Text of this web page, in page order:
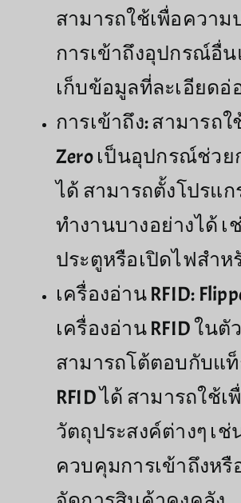
สามารถใช้เพื่อควา
การเข้าถึงอุปกรณ์อื่น
เก็บข้อมูลที่ละเอียดอ่
การเข้าถึง: สามารถใ
Zero เป็นอุปกรณ์ช่วย
ได้ สามารถตั้งโปรแก
ทำงานบางอย่างได้ เ
ประตูหรือเปิดไฟสำห
เครื่องอ่าน RFID:
เครื่องอ่าน RFID ใน
สามารถโต้ตอบกับแ
RFID ได้ สามารถใช้เ
วัตถุประสงค์ต่างๆ เช่
ควบคุมการเข้าถึงหรื